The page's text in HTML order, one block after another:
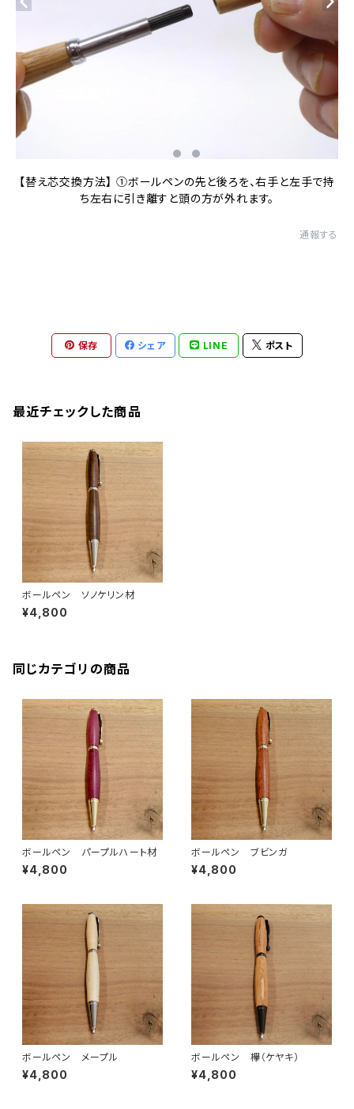
【替え芯交換方法】 ①ボールペンの先と後ろを、右手と左手で持
ち左右に引き離すと頭の方が外れます。
通報する
保存 シェア LINE ポスト
最近チェックした商品
ボールペン ソノケリン材
¥4,800
同じカテゴリの商品
ボールペン パープルハート材
¥4,800
ボールペン ブビンガ
¥4,800
ボールペン メープル
¥4,800
ボールペン 欅（ケヤキ）
¥4,800